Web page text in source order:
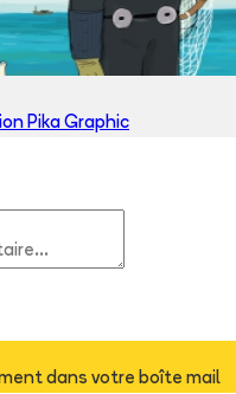
Pika Graphic
dans votre boîte mail